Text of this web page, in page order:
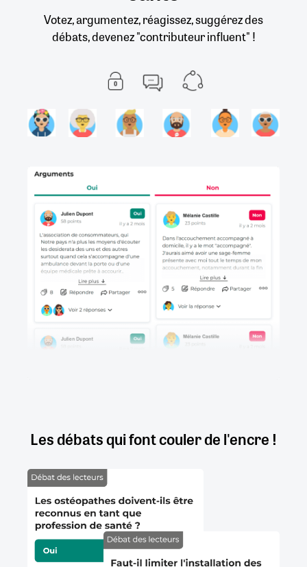
Votez, argumentez, réagissez, suggérez des
débats, devenez "contributeur influent" !
Les débats qui font couler de l'encre !